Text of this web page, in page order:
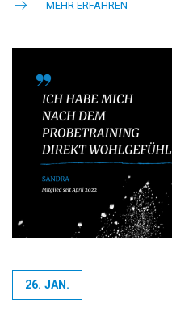
MEHR ERFAHREN
26. JAN.